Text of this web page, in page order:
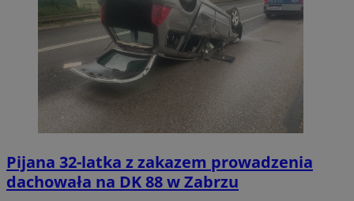
Pijana 32-latka z zakazem prowadzenia
dachowała na DK 88 w Zabrzu